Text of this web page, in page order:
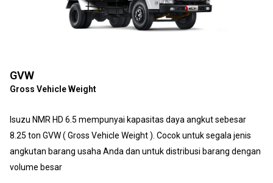
GVW
Gross Vehicle Weight
Isuzu NMR HD 6.5 mempunyai kapasitas daya angkut sebesar
8.25 ton GVW ( Gross Vehicle Weight ). Cocok untuk segala jenis
angkutan barang usaha Anda dan untuk distribusi barang dengan
volume besar